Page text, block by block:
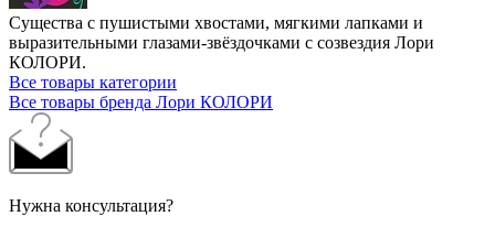
Существа с пушистыми хвостами, мягкими лапками и
выразительными глазами-звёздочками с созвездия Лори
КОЛОРИ.
Все товары категории
Все товары бренда Лори КОЛОРИ
Нужна консультация?